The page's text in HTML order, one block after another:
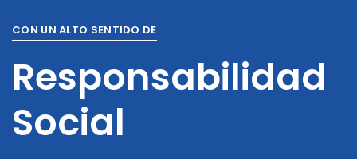
CON UN ALTO SENTIDO DE
Responsabilidad
Social